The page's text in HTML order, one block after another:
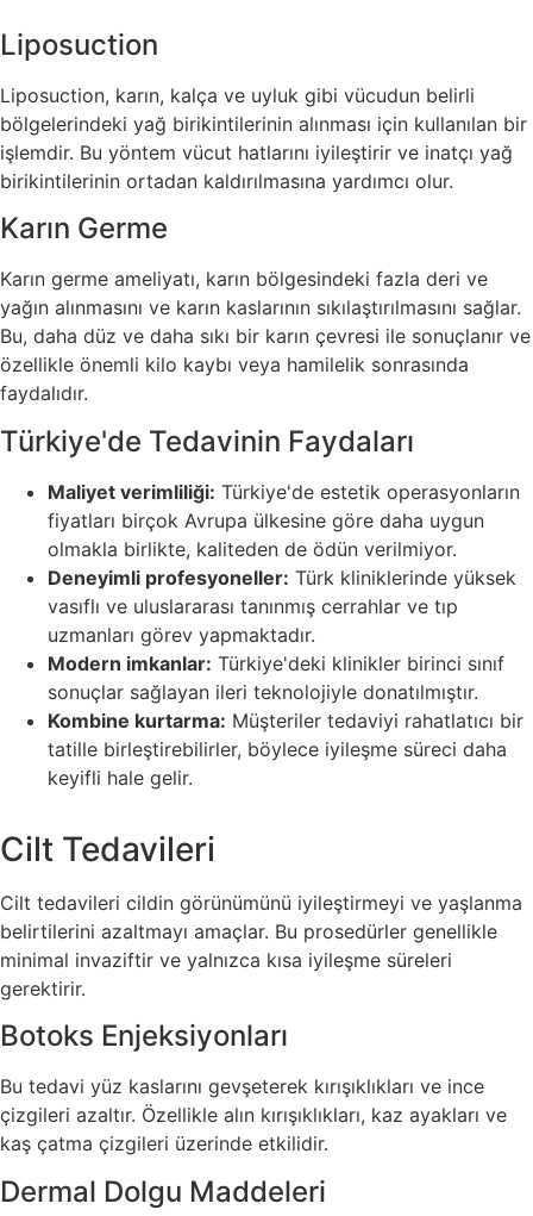
Liposuction
Liposuction, karın, kalça ve uyluk gibi vücudun belirli
bölgelerindeki yağ birikintilerinin alınması için kullanılan bir
işlemdir. Bu yöntem vücut hatlarını iyileştirir ve inatçı yağ
birikintilerinin ortadan kaldırılmasına yardımcı olur.
Karın Germe
Karın germe ameliyatı, karın bölgesindeki fazla deri ve
yağın alınmasını ve karın kaslarının sıkılaştırılmasını sağlar.
Bu, daha düz ve daha sıkı bir karın çevresi ile sonuçlanır ve
özellikle önemli kilo kaybı veya hamilelik sonrasında
faydalıdır.
Türkiye'de Tedavinin Faydaları
Maliyet verimliliği: Türkiye'de estetik operasyonların
fiyatları birçok Avrupa ülkesine göre daha uygun
olmakla birlikte, kaliteden de ödün verilmiyor.
Deneyimli profesyoneller: Türk kliniklerinde yüksek
vasıflı ve uluslararası tanınmış cerrahlar ve tıp
uzmanları görev yapmaktadır.
Modern imkanlar: Türkiye'deki klinikler birinci sınıf
sonuçlar sağlayan ileri teknolojiyle donatılmıştır.
Kombine kurtarma: Müşteriler tedaviyi rahatlatıcı bir
tatille birleştirebilirler, böylece iyileşme süreci daha
keyifli hale gelir.
Cilt Tedavileri
Cilt tedavileri cildin görünümünü iyileştirmeyi ve yaşlanma
belirtilerini azaltmayı amaçlar. Bu prosedürler genellikle
minimal invaziftir ve yalnızca kısa iyileşme süreleri
gerektirir.
Botoks Enjeksiyonları
Bu tedavi yüz kaslarını gevşeterek kırışıklıkları ve ince
çizgileri azaltır. Özellikle alın kırışıklıkları, kaz ayakları ve
kaş çatma çizgileri üzerinde etkilidir.
Dermal Dolgu Maddeleri